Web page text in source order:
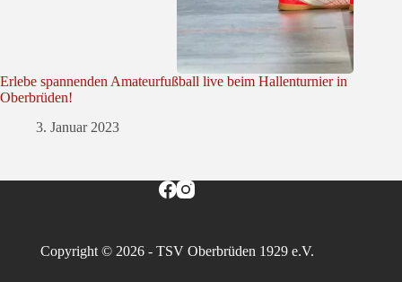
Erlebe spannenden Amateurfußball live beim Hallenturnier in
Oberbrüden!
3. Januar 2023
Copyright © 2026 - TSV Oberbrüden 1929 e.V.